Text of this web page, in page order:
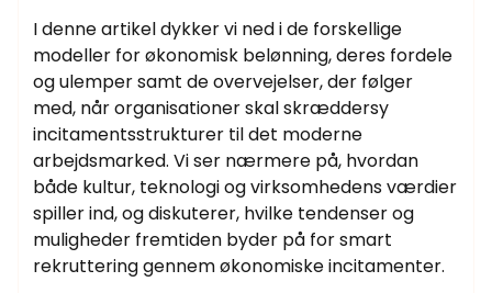
I denne artikel dykker vi ned i de forskellige
modeller for økonomisk belønning, deres fordele
og ulemper samt de overvejelser, der følger
med, når organisationer skal skræddersy
incitamentsstrukturer til det moderne
arbejdsmarked. Vi ser nærmere på, hvordan
både kultur, teknologi og virksomhedens værdier
spiller ind, og diskuterer, hvilke tendenser og
muligheder fremtiden byder på for smart
rekruttering gennem økonomiske incitamenter.